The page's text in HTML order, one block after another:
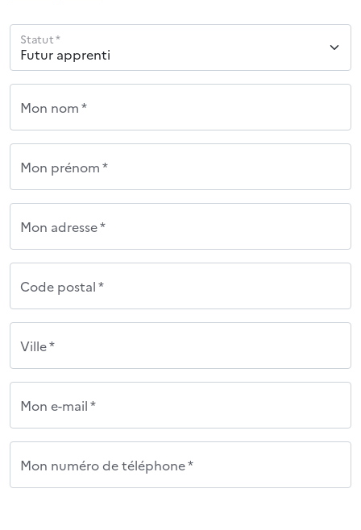
Statut *
Mon nom *
Mon prénom *
Mon adresse *
Code postal *
Ville *
Mon e-mail *
Mon numéro de téléphone *